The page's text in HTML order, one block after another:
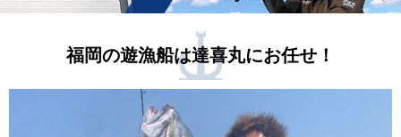
福岡の遊漁船は達喜丸にお任せ！